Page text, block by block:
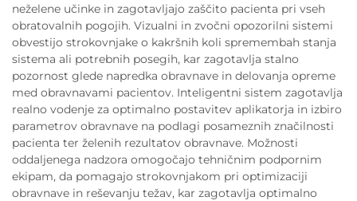
neželene učinke in zagotavljajo zaščito pacienta pri vseh
obratovalnih pogojih. Vizualni in zvočni opozorilni sistemi
obvestijo strokovnjake o kakršnih koli spremembah stanja
sistema ali potrebnih posegih, kar zagotavlja stalno
pozornost glede napredka obravnave in delovanja opreme
med obravnavami pacientov. Inteligentni sistem zagotavlja
realno vodenje za optimalno postavitev aplikatorja in izbiro
parametrov obravnave na podlagi posameznih značilnosti
pacienta ter želenih rezultatov obravnave. Možnosti
oddaljenega nadzora omogočajo tehničnim podpornim
ekipam, da pomagajo strokovnjakom pri optimizaciji
obravnave in reševanju težav, kar zagotavlja optimalno